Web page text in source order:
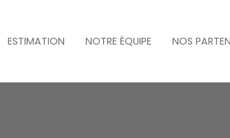
ESTIMATION NOTRE ÉQUIPE NOS